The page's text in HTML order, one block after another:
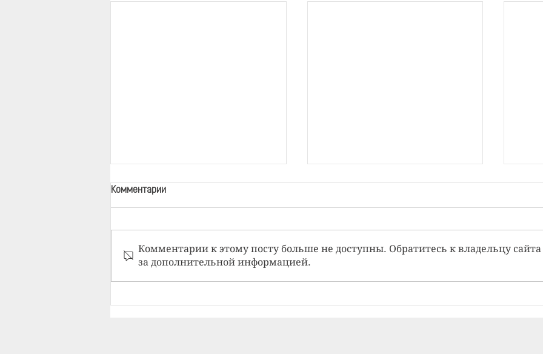
Несколько слов о шоковой
Пара
Комментарии
Комментарии к этому посту больше не доступны. Обратитесь к владельцу сайта
за дополнительной информацией.